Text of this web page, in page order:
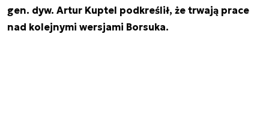
gen. dyw. Artur Kuptel podkreślił, że trwają prace
nad kolejnymi wersjami Borsuka.